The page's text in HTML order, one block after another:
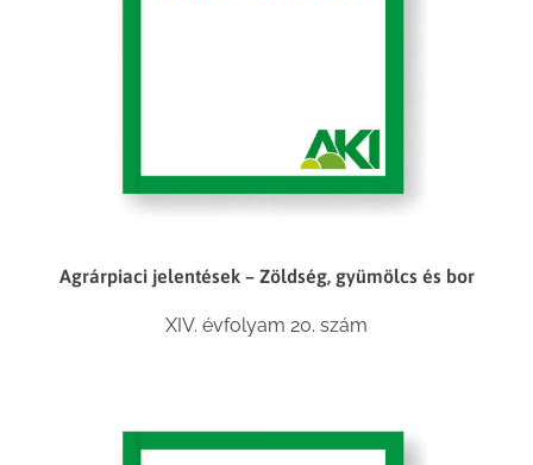
Agrárpiaci jelentések – Zöldség, gyümölcs és bor
XIV. évfolyam 20. szám